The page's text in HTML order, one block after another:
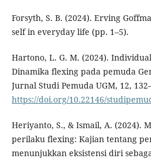
Forsyth, S. B. (2024). Erving
self in everyday life (pp. 1–5).
Hartono, L. G. M. (2024).
Dinamika flexing pada pemuda
Jurnal Studi Pemuda UGM, 12,
https://doi.org/10.22146/
Heriyanto, S., & Ismail, A. (2024).
perilaku flexing: Kajian tentang
menunjukkan eksistensi diri